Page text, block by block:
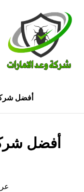
أفضل
أفضل